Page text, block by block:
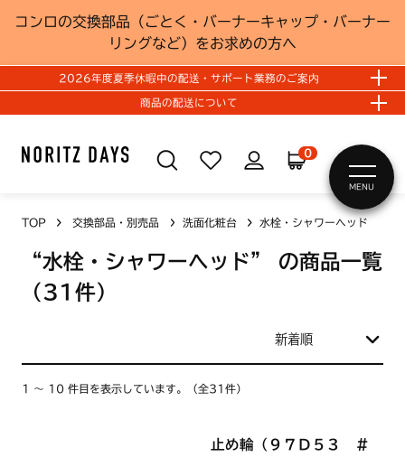
コンロの交換部品（ごとく・バーナーキャップ・バーナー
リングなど）をお求めの方へ
2026年度夏季休暇中の配送・サポート業務のご案内
商品の配送について
0
MENU
TOP 交換部品・別売品 洗面化粧台 水栓・シャワーヘッド
“水栓・シャワーヘッド” の商品一覧
（31件）
1 ～ 10 件目を表示しています。（全31件）
止め輪（９７Ｄ５３ ＃